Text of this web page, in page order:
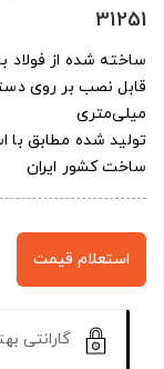
31251
ساخته شده از
قابل نصب بر روی
میلی‌متری
تولید شده مطابق با
ساخت کشور ایران
استعلام قیمت
گارانتی